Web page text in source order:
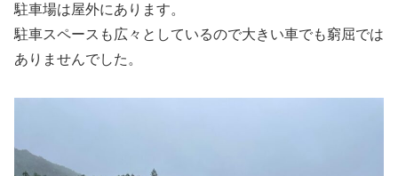
駐車場は屋外にあります。
駐車スペースも広々としているので大きい車でも窮屈では
ありませんでした。